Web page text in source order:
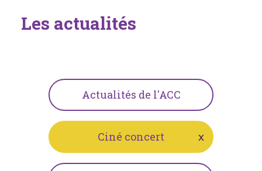
Les actualités
Actualités de l'ACC
Ciné concert